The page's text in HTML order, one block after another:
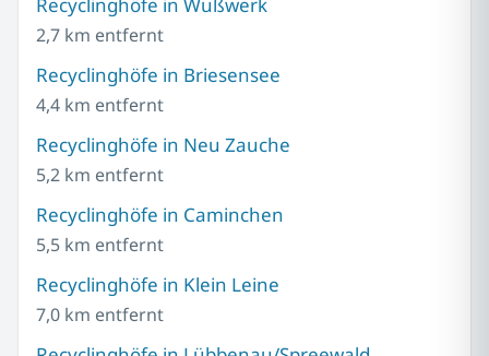
2,7 km entfernt
Recyclinghöfe in Briesensee
4,4 km entfernt
Recyclinghöfe in Neu Zauche
5,2 km entfernt
Recyclinghöfe in Caminchen
5,5 km entfernt
Recyclinghöfe in Klein Leine
7,0 km entfernt